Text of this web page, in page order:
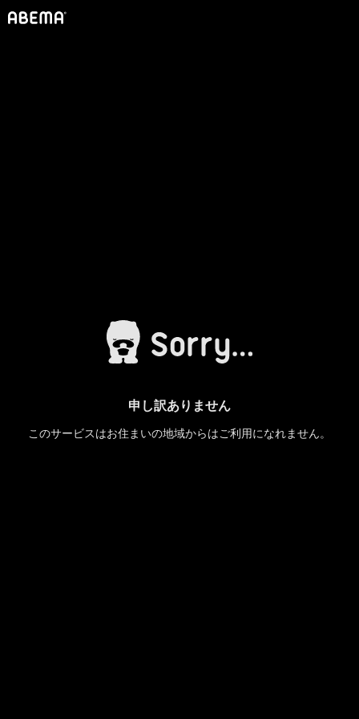
申し訳ありません
このサービスはお住まいの地域からはご利用になれません。